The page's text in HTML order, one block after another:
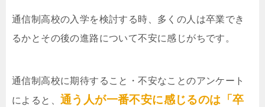
通信制高校の入学を検討する時、多くの人は卒業でき
るかとその後の進路について不安に感じがちです。
通信制高校に期待すること・不安なことのアンケート
によると、 通う人が一番不安に感じるのは「卒